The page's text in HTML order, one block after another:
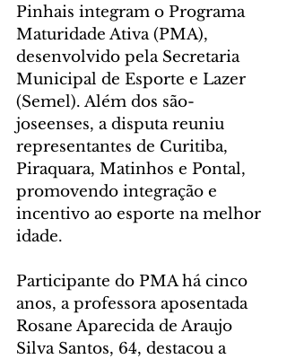
Pinhais integram o Programa
Maturidade Ativa (PMA),
desenvolvido pela Secretaria
Municipal de Esporte e Lazer
(Semel). Além dos são-
joseenses, a disputa reuniu
representantes de Curitiba,
Piraquara, Matinhos e Pontal,
promovendo integração e
incentivo ao esporte na melhor
idade.
Participante do PMA há cinco
anos, a professora aposentada
Rosane Aparecida de Araujo
Silva Santos, 64, destacou a